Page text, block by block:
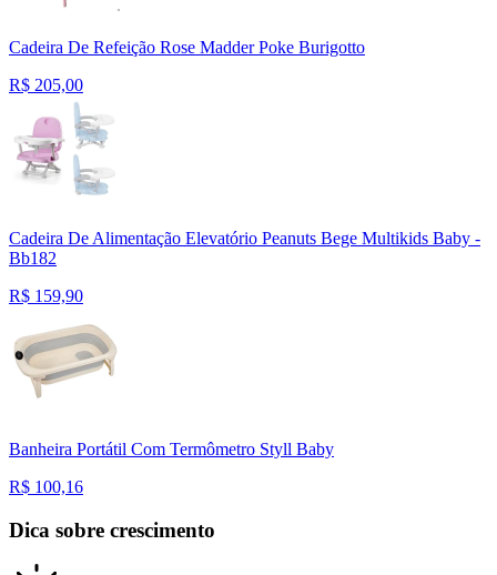
Cadeira De Refeição Rose Madder Poke Burigotto
R$ 205,00
Cadeira De Alimentação Elevatório Peanuts Bege Multikids Baby -
Bb182
R$ 159,90
Banheira Portátil Com Termômetro Styll Baby
R$ 100,16
Dica sobre crescimento